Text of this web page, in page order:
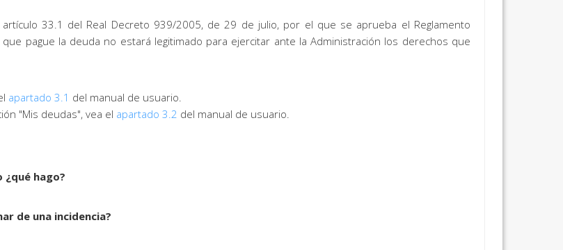
33.1 del Real Decreto 939/2005, de 29 de julio, por el que se aprueba el Reglamento
pague la deuda no estará legitimado para ejercitar ante la Administración los derechos que
apartado 3.1 del manual de usuario.
"Mis deudas", vea el apartado 3.2 del manual de usuario.
hago?
de una incidencia?